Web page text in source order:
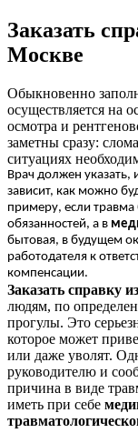
Заказать
Москве
Обыкновенно
осуществляется на
осмотра и
заметны сразу:
ситуациях
Врач должен указать,
зависит, как можно
примеру, если
обязанностей, а в
бытовая, в будущем
работодателя к
компенсации.
Заказать справку
людям, по
прогулы. Это
которое может
или даже уволят.
руководителю и
причина в виде
иметь при себе